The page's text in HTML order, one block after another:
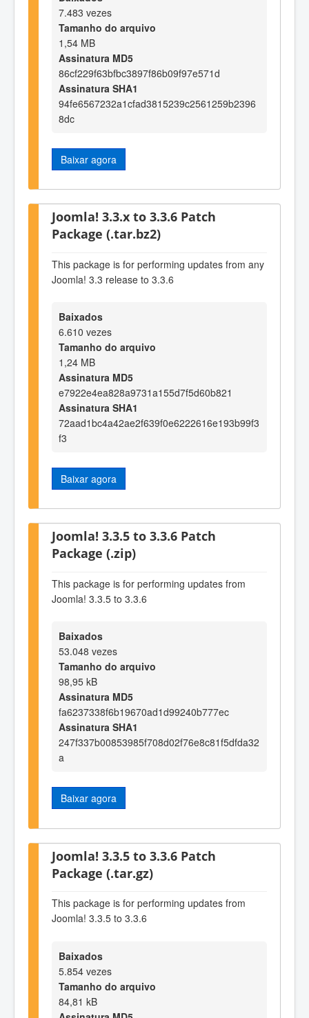
7.483 vezes
Tamanho do arquivo
1,54 MB
Assinatura MD5
86cf229f63bfbc3897f86b09f97e571d
Assinatura SHA1
94fe6567232a1cfad3815239c2561259b2396
8dc
Baixar agora
Joomla! 3.3.x to 3.3.6 Patch
Package (.tar.bz2)
This package is for performing updates from any
Joomla! 3.3 release to 3.3.6
Baixados
6.610 vezes
Tamanho do arquivo
1,24 MB
Assinatura MD5
e7922e4ea828a9731a155d7f5d60b821
Assinatura SHA1
72aad1bc4a42ae2f639f0e6222616e193b99f3
f3
Baixar agora
Joomla! 3.3.5 to 3.3.6 Patch
Package (.zip)
This package is for performing updates from
Joomla! 3.3.5 to 3.3.6
Baixados
53.048 vezes
Tamanho do arquivo
98,95 kB
Assinatura MD5
fa6237338f6b19670ad1d99240b777ec
Assinatura SHA1
247f337b00853985f708d02f76e8c81f5dfda32
a
Baixar agora
Joomla! 3.3.5 to 3.3.6 Patch
Package (.tar.gz)
This package is for performing updates from
Joomla! 3.3.5 to 3.3.6
Baixados
5.854 vezes
Tamanho do arquivo
84,81 kB